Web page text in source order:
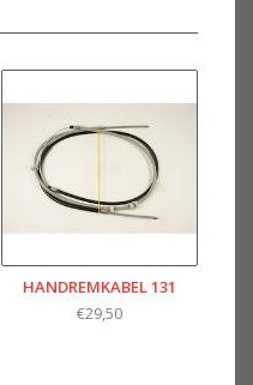
HANDREMKABEL 131
€29,50